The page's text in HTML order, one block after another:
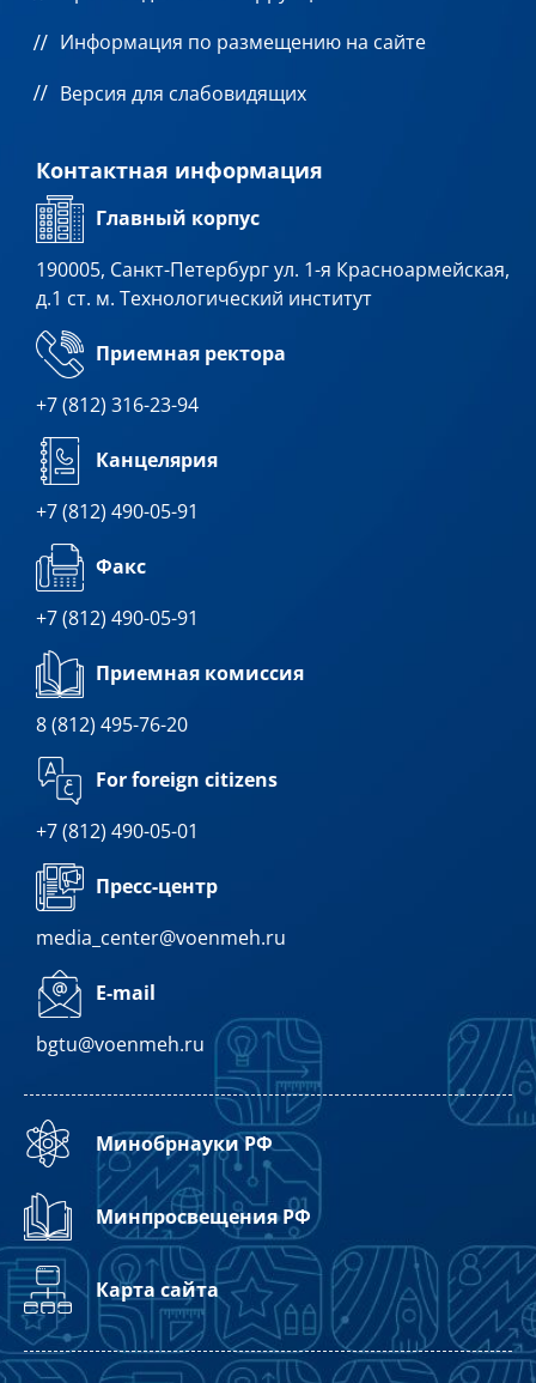
Информация по размещению на сайте
Версия для слабовидящих
Контактная информация
Главный корпус
190005, Санкт-Петербург ул. 1-я Красноармейская,
д.1 ст. м. Технологический институт
Приемная ректора
+7 (812) 316-23-94
Канцелярия
+7 (812) 490-05-91
Факс
+7 (812) 490-05-91
Приемная комиссия
8 (812) 495-76-20
For foreign citizens
+7 (812) 490-05-01
Пресс-центр
media_center@voenmeh.ru
E-mail
bgtu@voenmeh.ru
Минобрнауки РФ
Минпросвещения РФ
Карта сайта